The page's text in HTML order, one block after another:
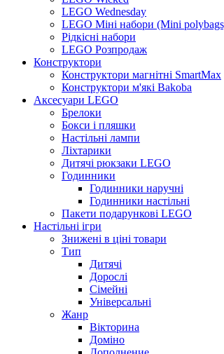
LEGO Wednesday
LEGO Міні набори (Mini
Рідкісні набори
LEGO Розпродаж
Конструктори
Конструктори магнітні SmartMax
Конструктори м'які Bakoba
Аксесуари LEGO
Брелоки
Бокси і пляшки
Настільні лампи
Ліхтарики
Дитячі рюкзаки LEGO
Годинники
Годинники наручні
Годинники настільні
Пакети подарункові LEGO
Настільні ігри
Знижені в ціні товари
Тип
Дитячі
Дорослі
Сімейні
Універсальні
Жанр
Вікторина
Доміно